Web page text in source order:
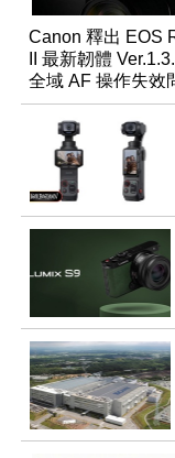
Canon 釋出 EOS
II 最新韌體
全域 AF 操作失效